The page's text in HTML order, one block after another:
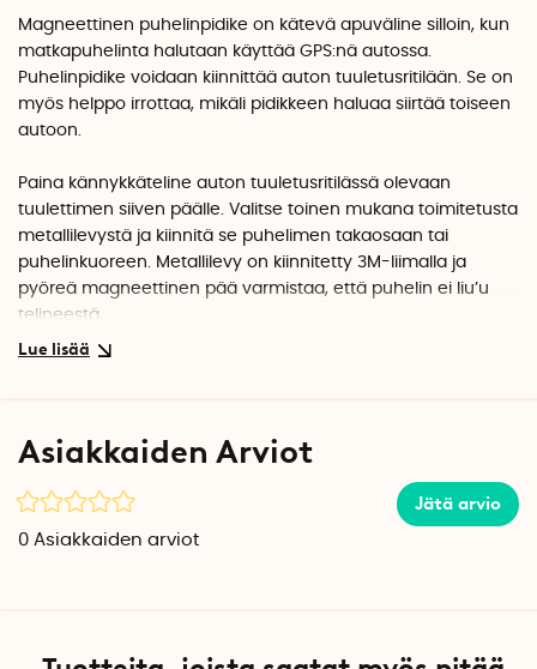
Magneettinen puhelinpidike on kätevä apuväline silloin, kun
matkapuhelinta halutaan käyttää GPS:nä autossa.
Puhelinpidike voidaan kiinnittää auton tuuletusritilään. Se on
myös helppo irrottaa, mikäli pidikkeen haluaa siirtää toiseen
autoon.
Paina kännykkäteline auton tuuletusritilässä olevaan
tuulettimen siiven päälle. Valitse toinen mukana toimitetusta
metallilevystä ja kiinnitä se puhelimen takaosaan tai
puhelinkuoreen. Metallilevy on kiinnitetty 3M-liimalla ja
pyöreä magneettinen pää varmistaa, että puhelin ei liu’u
telineestä.
Magneettisen matkapuhelimen pidikkeen kiinnikkeessä on
kaksi eri uraa. Tämän ansiosta se sopii useimpiin autoihin,
1 pyöreä metallilevy: Ø4 cm x 0,3 mm.
Asiakkaiden Arviot
Jätä arvio
0 Asiakkaiden arviot